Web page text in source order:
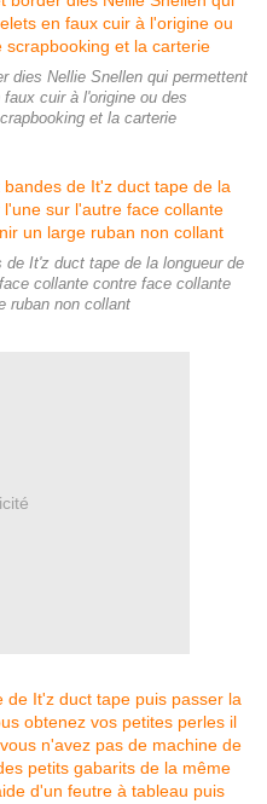
dies Nellie Snellen qui permettent
cuir à l'origine ou des
et la carterie
It'z duct tape de la longueur de
collante contre face collante
ruban non collant